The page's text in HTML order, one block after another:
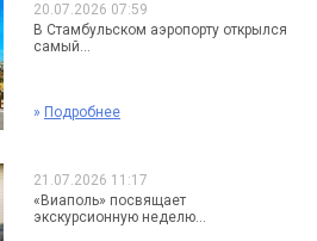
20.07.2026 07:59
В Стамбульском аэропорту открылся
самый...
» Подробнее
21.07.2026 11:17
«Виаполь» посвящает
экскурсионную неделю...